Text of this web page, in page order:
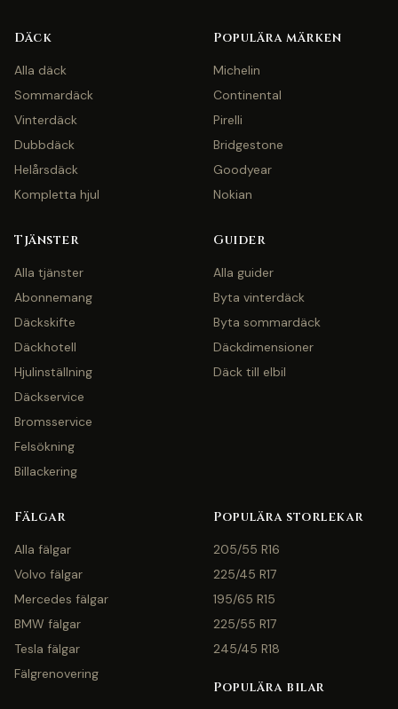
Däck
Alla däck
Sommardäck
Vinterdäck
Dubbdäck
Helårsdäck
Kompletta hjul
Populära märken
Michelin
Continental
Pirelli
Bridgestone
Goodyear
Nokian
Tjänster
Alla tjänster
Abonnemang
Däckskifte
Däckhotell
Hjulinställning
Däckservice
Bromsservice
Felsökning
Billackering
Guider
Alla guider
Byta vinterdäck
Byta sommardäck
Däckdimensioner
Däck till elbil
Fälgar
Alla fälgar
Volvo fälgar
Mercedes fälgar
BMW fälgar
Tesla fälgar
Fälgrenovering
Populära storlekar
205/55 R16
225/45 R17
195/65 R15
225/55 R17
245/45 R18
Populära bilar